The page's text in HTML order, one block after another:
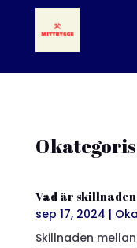
Vad är
sep 17, 2024 |
Skillnaden